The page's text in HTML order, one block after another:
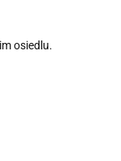
osiedlu.